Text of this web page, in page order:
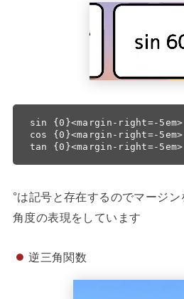
sin {0}<margin-right=-5em>
cos {0}<margin-right=-5em>
tan {0}<margin-right=-5em>
°は記号と存在するのでマージ
角度の表現をしています
逆三角関数